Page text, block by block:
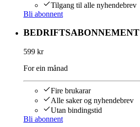
Tilgang til alle nyhendebrev
Bli abonnent
BEDRIFTSABONNEMENT
599 kr
For ein månad
Fire brukarar
Alle saker og nyhendebrev
Utan bindingstid
Bli abonnent